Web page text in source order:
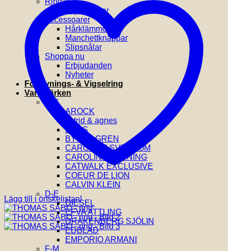
Vigselringar
Accessoarer
Hårklämmor
Manchettknappar
Slipsnålar
Shoppa nu
Erbjudanden
Nyheter
Förlovnings- & Vigselring
Varumärken
A-C
AROCK
astrid & agnes
BOSS
BY BILLGREN
CAROLINE SVEDBOM
CAROLINA GYNNING
CATWALK EXCLUSIVE
COEUR DE LION
CALVIN KLEIN
D-E
DIESEL
EFVA ATTLING
DRAKENBERG SJÖLIN
EDBLAD
EMPORIO ARMANI
F-M
Lägg till i önskelistan!